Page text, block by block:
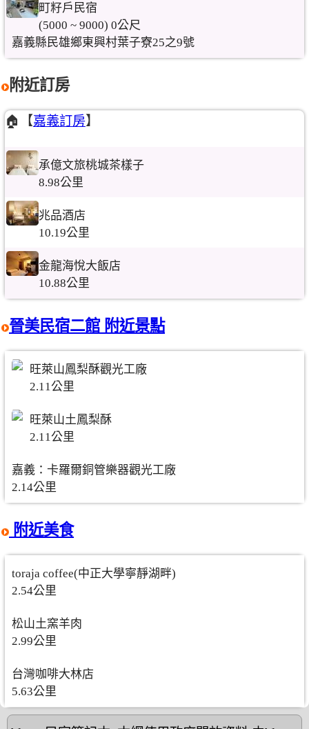
町籽戶民宿
(5000 ~ 9000) 0公尺
嘉義縣民雄鄉東興村葉子寮25之9號
附近訂房
🏠【嘉義訂房】
承億文旅桃城茶樣子
8.98公里
兆品酒店
10.19公里
金龍海悅大飯店
10.88公里
晉美民宿二館 附近景點
旺萊山鳳梨酥觀光工廠
2.11公里
旺萊山土鳳梨酥
2.11公里
嘉義：卡羅爾銅管樂器觀光工廠
2.14公里
附近美食
toraja coffee(中正大學寧靜湖畔)
2.54公里
松山土窯羊肉
2.99公里
台灣咖啡大林店
5.63公里